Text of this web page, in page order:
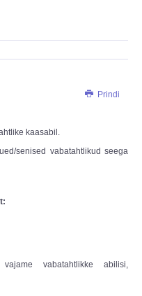
Prindi
kaasabil.
senised vabatahtlikud seega
vabatahtlikke abilisi,